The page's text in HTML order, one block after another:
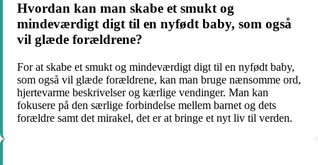
Hvordan kan man skabe et smukt og
mindeværdigt digt til en nyfødt baby, som også
vil glæde forældrene?
For at skabe et smukt og mindeværdigt digt til en nyfødt baby,
som også vil glæde forældrene, kan man bruge nænsomme ord,
hjertevarme beskrivelser og kærlige vendinger. Man kan
fokusere på den særlige forbindelse mellem barnet og dets
forældre samt det mirakel, det er at bringe et nyt liv til verden.